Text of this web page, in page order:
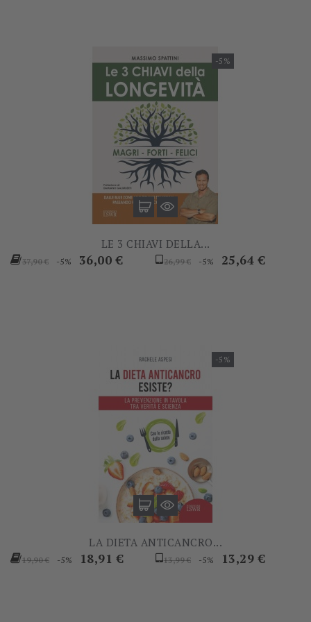
-5%
LE 3 CHIAVI DELLA...
Prezzo
37,90 € -5% Prezzo
36,00 €
Prezzo
26,99 € -5% Prezzo
25,64 €
-5%
LA DIETA ANTICANCRO...
Prezzo
19,90 € -5% Prezzo
18,91 €
Prezzo
13,99 € -5% Prezzo
13,29 €